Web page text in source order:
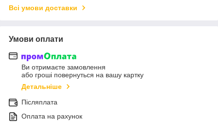
Всі умови доставки
Умови оплати
Ви отримаєте замовлення
або гроші повернуться на вашу картку
Детальніше
Післяплата
Оплата на рахунок